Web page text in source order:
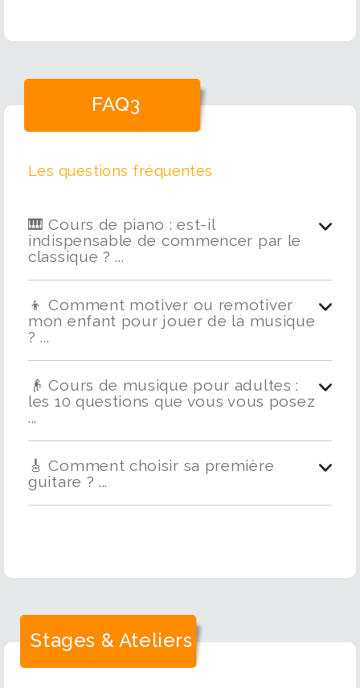
FAQ3
Les questions fréquentes
🎹 Cours de piano : est-il
indispensable de commencer par le
classique ? ...
👦 Comment motiver ou remotiver
mon enfant pour jouer de la musique
? ...
👴 Cours de musique pour adultes :
les 10 questions que vous vous posez
...
🎸 Comment choisir sa première
guitare ? ...
Stages & Ateliers